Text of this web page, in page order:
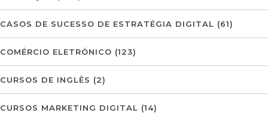
CASOS DE SUCESSO DE ESTRATÉGIA DIGITAL (61)
COMÉRCIO ELETRÓNICO (123)
CURSOS DE INGLÊS (2)
CURSOS MARKETING DIGITAL (14)